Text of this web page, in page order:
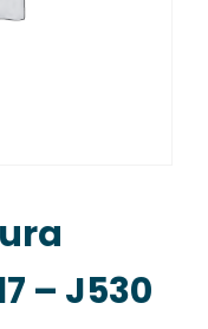
– J530